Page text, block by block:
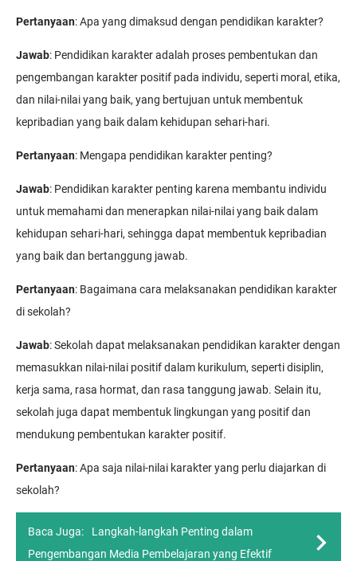
Pertanyaan: Apa yang dimaksud dengan pendidikan karakter?
Jawab: Pendidikan karakter adalah proses pembentukan dan
pengembangan karakter positif pada individu, seperti moral, etika,
dan nilai-nilai yang baik, yang bertujuan untuk membentuk
kepribadian yang baik dalam kehidupan sehari-hari.
Pertanyaan: Mengapa pendidikan karakter penting?
Jawab: Pendidikan karakter penting karena membantu individu
untuk memahami dan menerapkan nilai-nilai yang baik dalam
kehidupan sehari-hari, sehingga dapat membentuk kepribadian
yang baik dan bertanggung jawab.
Pertanyaan: Bagaimana cara melaksanakan pendidikan karakter
di sekolah?
Jawab: Sekolah dapat melaksanakan pendidikan karakter dengan
memasukkan nilai-nilai positif dalam kurikulum, seperti disiplin,
kerja sama, rasa hormat, dan rasa tanggung jawab. Selain itu,
sekolah juga dapat membentuk lingkungan yang positif dan
mendukung pembentukan karakter positif.
Pertanyaan: Apa saja nilai-nilai karakter yang perlu diajarkan di
sekolah?
Baca Juga:
Langkah-langkah Penting dalam
Pengembangan Media Pembelajaran yang Efektif